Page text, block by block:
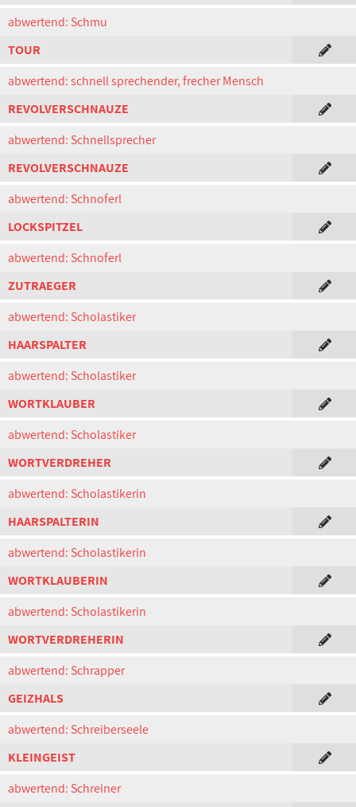
abwertend: Schmu
TOUR
abwertend: schnell sprechender, frecher Mensch
REVOLVERSCHNAUZE
abwertend: Schnellsprecher
REVOLVERSCHNAUZE
abwertend: Schnoferl
LOCKSPITZEL
abwertend: Schnoferl
ZUTRAEGER
abwertend: Scholastiker
HAARSPALTER
abwertend: Scholastiker
WORTKLAUBER
abwertend: Scholastiker
WORTVERDREHER
abwertend: Scholastikerin
HAARSPALTERIN
abwertend: Scholastikerin
WORTKLAUBERIN
abwertend: Scholastikerin
WORTVERDREHERIN
abwertend: Schrapper
GEIZHALS
abwertend: Schreiberseele
KLEINGEIST
abwertend: Schreiner